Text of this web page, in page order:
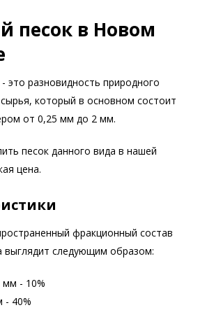
песок в Новом
это разновидность природного
который в основном состоит
от 0,25 мм до 2 мм.
песок данного вида в нашей
цена.
фракционный состав
выглядит следующим образом:
мм - 10%
- 40%